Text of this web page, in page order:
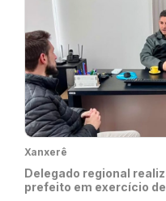
Xanxerê
Delegado regional
prefeito em exercício